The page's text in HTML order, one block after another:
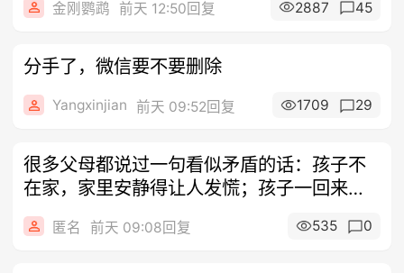
金刚鹦鹉 前天 12:50回复 2887 45
分手了，微信要不要删除
Yangxinjian 前天 09:52回复 1709 29
很多父母都说过一句看似矛盾的话：孩子不
在家，家里安静得让人发慌；孩子一回来，
又吵
匿名 前天 09:08回复 535 0